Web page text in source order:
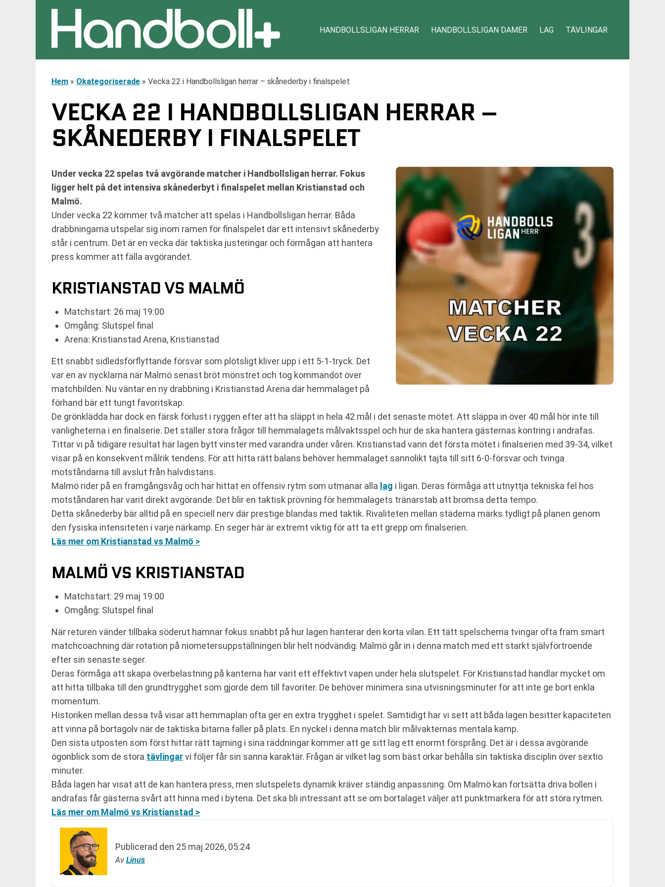
HANDBOLLSLIGAN HERRAR HANDBOLLSLIGAN DAMER LAG TÄVLINGAR
Hem » Okategoriserade » Vecka 22 i Handbollsligan herrar – skånederby i finalspelet
VECKA 22 I HANDBOLLSLIGAN HERRAR –
SKÅNEDERBY I FINALSPELET
Under vecka 22 spelas två avgörande matcher i Handbollsligan herrar. Fokus
ligger helt på det intensiva skånederbyt i finalspelet mellan Kristianstad och
Malmö.
Under vecka 22 kommer två matcher att spelas i Handbollsligan herrar. Båda
drabbningarna utspelar sig inom ramen för finalspelet där ett intensivt skånederby
står i centrum. Det är en vecka där taktiska justeringar och förmågan att hantera
press kommer att fälla avgörandet.
KRISTIANSTAD VS MALMÖ
Matchstart: 26 maj 19:00
Omgång: Slutspel final
Arena: Kristianstad Arena, Kristianstad
Ett snabbt sidledsförflyttande försvar som plötsligt kliver upp i ett 5-1-tryck. Det
var en av nycklarna när Malmö senast bröt mönstret och tog kommandot över
matchbilden. Nu väntar en ny drabbning i Kristianstad Arena där hemmalaget på
förhand bär ett tungt favoritskap.
De grönklädda har dock en färsk förlust i ryggen efter att ha släppt in hela 42 mål i det senaste mötet. Att släppa in över 40 mål hör inte till
vanligheterna i en finalserie. Det ställer stora frågor till hemmalagets målvaktsspel och hur de ska hantera gästernas kontring i andrafas.
Tittar vi på tidigare resultat har lagen bytt vinster med varandra under våren. Kristianstad vann det första mötet i finalserien med 39-34, vilket
visar på en konsekvent målrik tendens. För att hitta rätt balans behöver hemmalaget sannolikt tajta till sitt 6-0-försvar och tvinga
motståndarna till avslut från halvdistans.
Malmö rider på en framgångsvåg och har hittat en offensiv rytm som utmanar alla lag i ligan. Deras förmåga att utnyttja tekniska fel hos
motståndaren har varit direkt avgörande. Det blir en taktisk prövning för hemmalagets tränarstab att bromsa detta tempo.
Detta skånederby bär alltid på en speciell nerv där prestige blandas med taktik. Rivaliteten mellan städerna märks tydligt på planen genom
den fysiska intensiteten i varje närkamp. En seger här är extremt viktig för att ta ett grepp om finalserien.
Läs mer om Kristianstad vs Malmö >
MALMÖ VS KRISTIANSTAD
Matchstart: 29 maj 19:00
Omgång: Slutspel final
När returen vänder tillbaka söderut hamnar fokus snabbt på hur lagen hanterar den korta vilan. Ett tätt spelschema tvingar ofta fram smart
matchcoachning där rotation på niometersuppställningen blir helt nödvändig. Malmö går in i denna match med ett starkt självförtroende
efter sin senaste seger.
Deras förmåga att skapa överbelastning på kanterna har varit ett effektivt vapen under hela slutspelet. För Kristianstad handlar mycket om
att hitta tillbaka till den grundtrygghet som gjorde dem till favoriter. De behöver minimera sina utvisningsminuter för att inte ge bort enkla
momentum.
Historiken mellan dessa två visar att hemmaplan ofta ger en extra trygghet i spelet. Samtidigt har vi sett att båda lagen besitter kapaciteten
att vinna på bortagolv när de taktiska bitarna faller på plats. En nyckel i denna match blir målvakternas mentala kamp.
Den sista utposten som först hittar rätt tajming i sina räddningar kommer att ge sitt lag ett enormt försprång. Det är i dessa avgörande
ögonblick som de stora tävlingarvi följer får sin sanna karaktär. Frågan är vilket lag som bäst orkar behålla sin taktiska disciplin över sextio
minuter.
Båda lagen har visat att de kan hantera press, men slutspelets dynamik kräver ständig anpassning. Om Malmö kan fortsätta driva bollen i
andrafas får gästerna svårt att hinna med i bytena. Det ska bli intressant att se om bortalaget väljer att punktmarkera för att störa rytmen.
Läs mer om Malmö vs Kristianstad >
Publicerad den 25 maj 2026, 05:24
Av Linus